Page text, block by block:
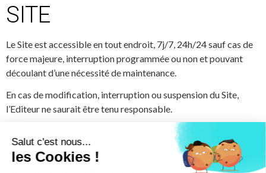
SITE
Le Site est accessible en tout endroit, 7j/7, 24h/24 sauf cas de
force majeure, interruption programmée ou non et pouvant
découlant d’une nécessité de maintenance.
En cas de modification, interruption ou suspension du Site,
l’Editeur ne saurait être tenu responsable.
ARTICLE 4 – COLLECTE
DES DONNEES